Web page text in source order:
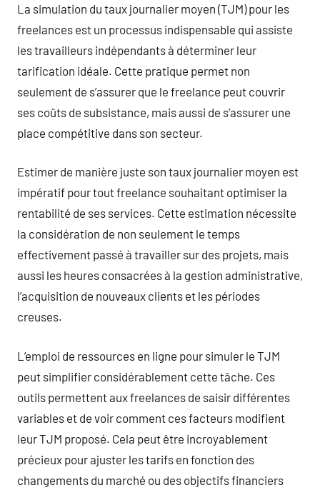
La simulation du taux journalier moyen (TJM) pour les
freelances est un processus indispensable qui assiste
les travailleurs indépendants à déterminer leur
tarification idéale. Cette pratique permet non
seulement de s’assurer que le freelance peut couvrir
ses coûts de subsistance, mais aussi de s’assurer une
place compétitive dans son secteur.
Estimer de manière juste son taux journalier moyen est
impératif pour tout freelance souhaitant optimiser la
rentabilité de ses services. Cette estimation nécessite
la considération de non seulement le temps
effectivement passé à travailler sur des projets, mais
aussi les heures consacrées à la gestion administrative,
l’acquisition de nouveaux clients et les périodes
creuses.
L’emploi de ressources en ligne pour simuler le TJM
peut simplifier considérablement cette tâche. Ces
outils permettent aux freelances de saisir différentes
variables et de voir comment ces facteurs modifient
leur TJM proposé. Cela peut être incroyablement
précieux pour ajuster les tarifs en fonction des
changements du marché ou des objectifs financiers